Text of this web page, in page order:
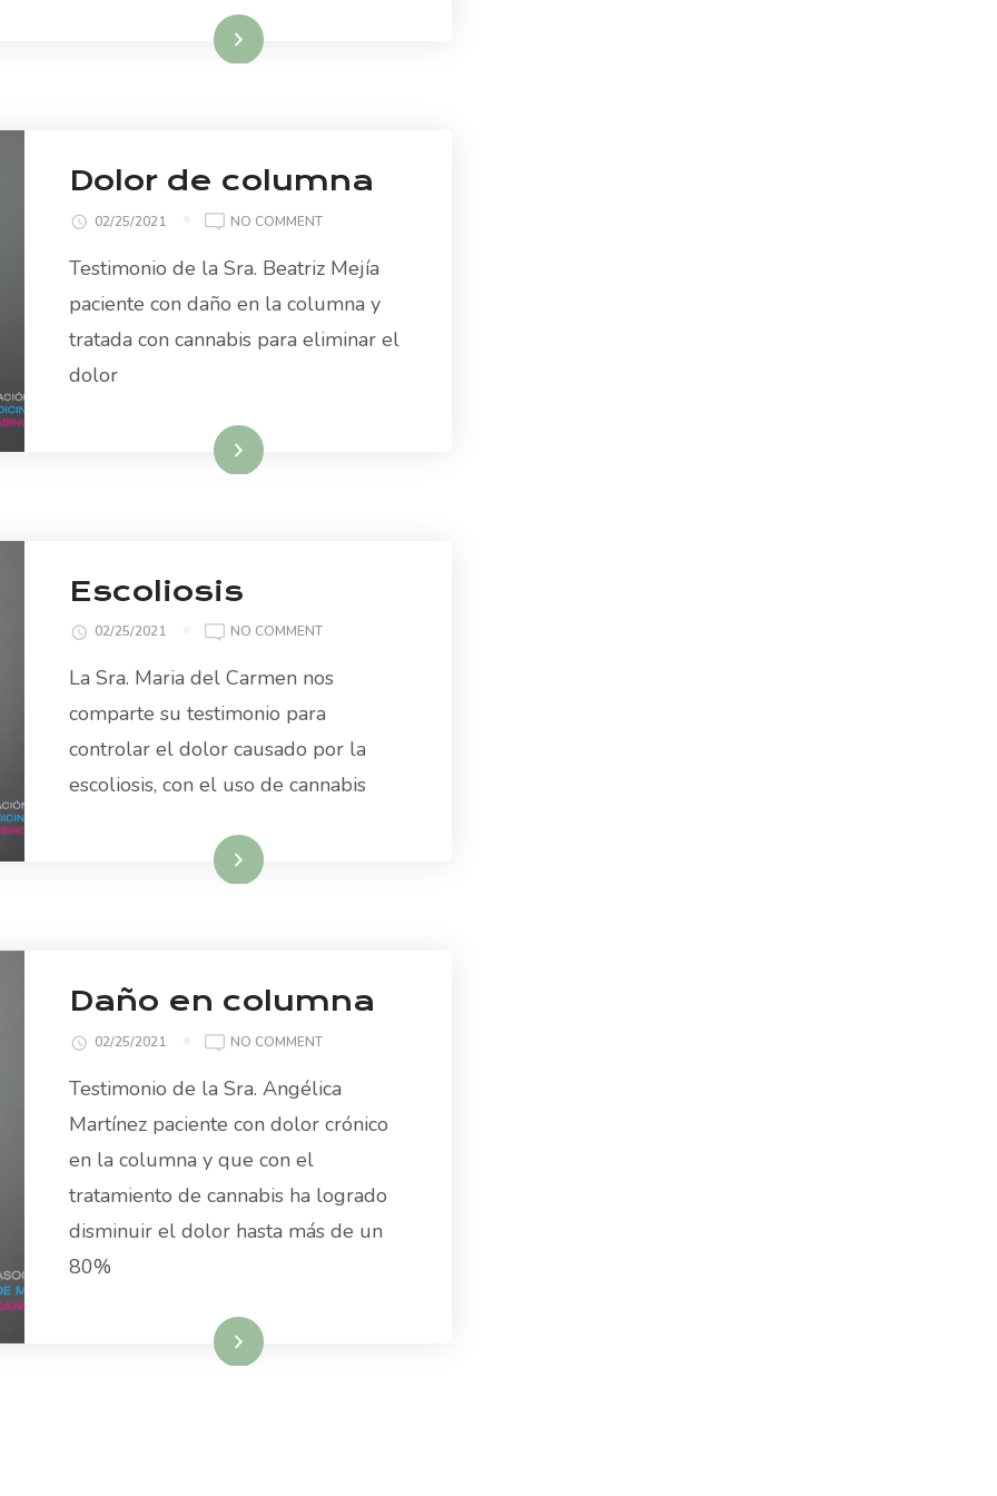
Read More
Dolor de columna
02/25/2021 NO COMMENTON
DE
Testimonio de la Sra. Beatriz Mejía
paciente con daño en la columna y
tratada con cannabis para eliminar el
dolor
Read More
Escoliosis
02/25/2021 NO COMMENTON
La Sra. Maria del Carmen nos
comparte su testimonio para
controlar el dolor causado por la
escoliosis, con el uso de cannabis
Read More
Daño en columna
02/25/2021 NO COMMENTON
EN
COLUMNA
Testimonio de la Sra. Angélica
Martínez paciente con dolor crónico
en la columna y que con el
tratamiento de cannabis ha logrado
disminuir el dolor hasta más de un
80%
Read More